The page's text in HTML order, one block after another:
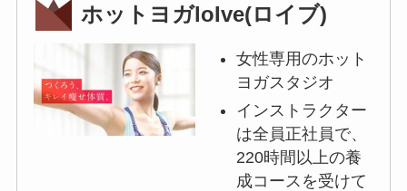
ホットヨガloIve(ロイブ)
女性専用のホット
ヨガスタジオ
インストラクター
は全員正社員で、
220時間以上の養
成コースを受けて